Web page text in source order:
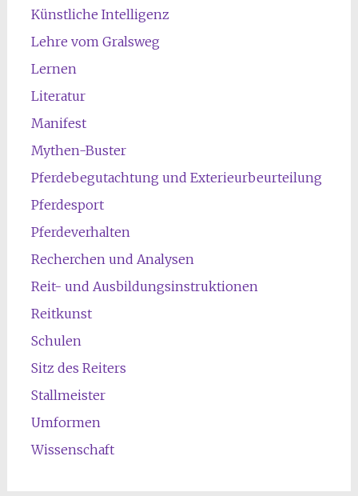
Künstliche Intelligenz
Lehre vom Gralsweg
Lernen
Literatur
Manifest
Mythen-Buster
Pferdebegutachtung und Exterieurbeurteilung
Pferdesport
Pferdeverhalten
Recherchen und Analysen
Reit- und Ausbildungsinstruktionen
Reitkunst
Schulen
Sitz des Reiters
Stallmeister
Umformen
Wissenschaft